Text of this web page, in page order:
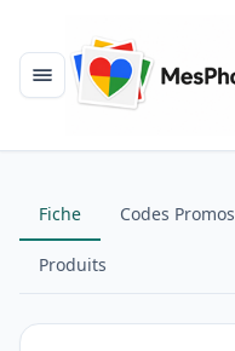
Menu
Fiche Codes Promos
Produits